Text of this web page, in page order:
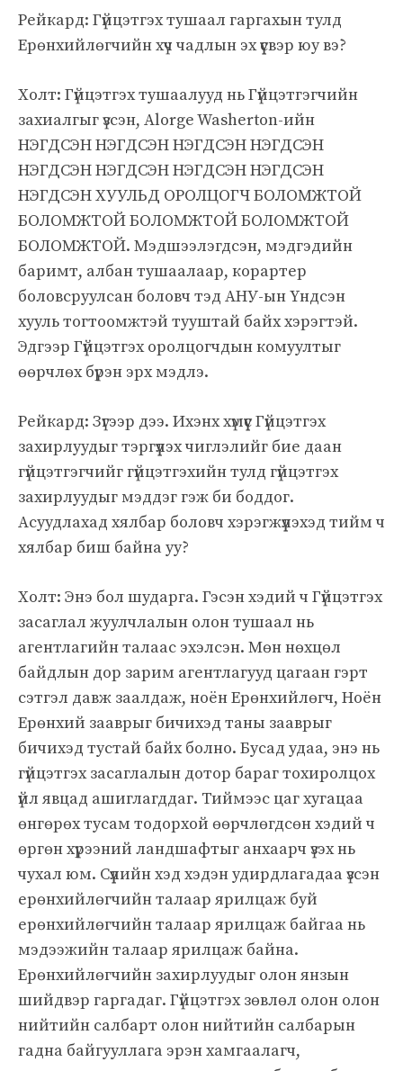
Рейкард: Гүйцэтгэх тушаал гаргахын тулд
Ерөнхийлөгчийн хүч чадлын эх үүсвэр юу вэ?
Холт: Гүйцэтгэх тушаалууд нь Гүйцэтгэгчийн
захиалгыг үзсэн, Alorge Washerton-ийн
НЭГДСЭН НЭГДСЭН НЭГДСЭН НЭГДСЭН
НЭГДСЭН НЭГДСЭН НЭГДСЭН НЭГДСЭН
НЭГДСЭН ХУУЛЬД ОРОЛЦОГЧ БОЛОМЖТОЙ
БОЛОМЖТОЙ БОЛОМЖТОЙ БОЛОМЖТОЙ
БОЛОМЖТОЙ. Мэдшээлэгдсэн, мэдгэдийн
баримт, албан тушаалаар, корартер
боловсруулсан боловч тэд АНУ-ын Үндсэн
хууль тогтоомжтэй тууштай байх хэрэгтэй.
Эдгээр Гүйцэтгэх оролцогчдын комуултыг
өөрчлөх бүрэн эрх мэдлэ.
Рейкард: Зүгээр дээ. Ихэнх хүмүүс Гүйцэтгэх
захирлуудыг тэргүүлэх чиглэлийг бие даан
гүйцэтгэгчийг гүйцэтгэхийн тулд гүйцэтгэх
захирлуудыг мэддэг гэж би боддог.
Асуудлахад хялбар боловч хэрэгжүүлэхэд тийм ч
хялбар биш байна уу?
Холт: Энэ бол шударга. Гэсэн хэдий ч Гүйцэтгэх
засаглал жуулчлалын олон тушаал нь
агентлагийн талаас эхэлсэн. Мөн нөхцөл
байдлын дор зарим агентлагууд цагаан гэрт
сэтгэл давж заалдаж, ноён Ерөнхийлөгч, Ноён
Ерөнхий зааврыг бичихэд таны зааврыг
бичихэд тустай байх болно. Бусад удаа, энэ нь
гүйцэтгэх засаглалын дотор бараг тохиролцох
үйл явцад ашиглагддаг. Тиймээс цаг хугацаа
өнгөрөх тусам тодорхой өөрчлөгдсөн хэдий ч
өргөн хүрээний ландшафтыг анхаарч үзэх нь
чухал юм. Сүүлийн хэд хэдэн удирдлагадаа үзсэн
ерөнхийлөгчийн талаар ярилцаж буй
ерөнхийлөгчийн талаар ярилцаж байгаа нь
мэдээжийн талаар ярилцаж байна.
Ерөнхийлөгчийн захирлуудыг олон янзын
шийдвэр гаргадаг. Гүйцэтгэх зөвлөл олон олон
нийтийн салбарт олон нийтийн салбарын
гадна байгууллага эрэн хамгаалагч,